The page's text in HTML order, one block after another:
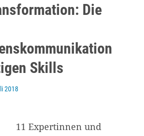
Die
Skills
2018
11 Expertinnen und